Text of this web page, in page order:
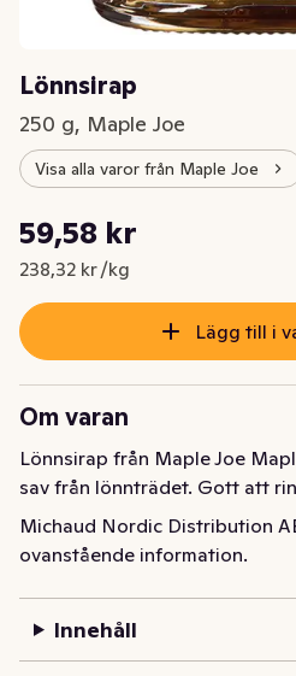
Lönnsirap
250 g, Maple Joe
Visa alla varor från Maple Joe
Nuvarande pris är: 59,58 kr
59,58 kr
238,32 kr /kg
Styckpris: 238,32 kr /kg
Lägg till i
Om varan
Lönnsirap från Maple Joe
sav från lönnträdet. Gott att
Michaud Nordic Distribution
ovanstående information.
Innehåll